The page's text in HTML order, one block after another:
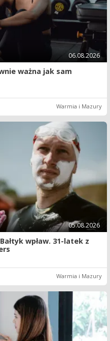
06.08.2026
ważna jak sam
Warmia i Mazury
05.08.2026
wpław. 31-latek z
Warmia i Mazury